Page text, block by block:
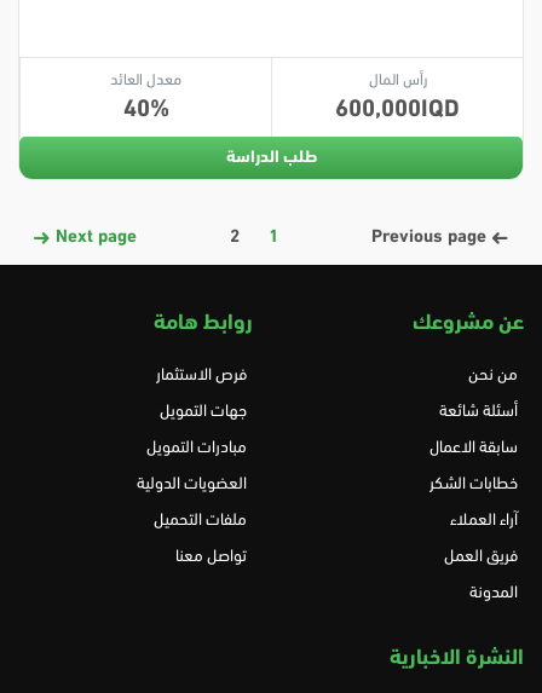
رأس المال
600,000
معدل العائد
40
طلب الدراسة
1
2
Next page
عن مشروعك
من نحن
أسئلة شائعة
سابقة الاعمال
خطابات الشكر
آراء العملاء
فريق العمل
المدونة
روابط هامة
فرص الاستثمار
جهات التمويل
مبادرات التمويل
العضويات الدولية
ملفات التحميل
تواصل معنا
النشرة الاخبارية